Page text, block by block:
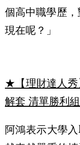
個高中職學歷
現在呢？」
★【理財達人秀
解套 清單勝利組
阿鴻表示大學